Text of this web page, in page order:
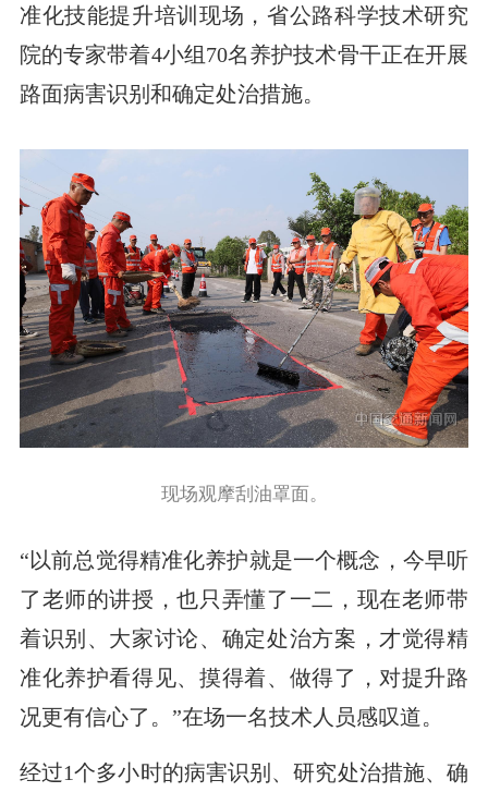
准化技能提升培训现场，省公路科学技术研究
院的专家带着4小组70名养护技术骨干正在开展
路面病害识别和确定处治措施。
现场观摩刮油罩面。
“以前总觉得精准化养护就是一个概念，今早听
了老师的讲授，也只弄懂了一二，现在老师带
着识别、大家讨论、确定处治方案，才觉得精
准化养护看得见、摸得着、做得了，对提升路
况更有信心了。”在场一名技术人员感叹道。
经过1个多小时的病害识别、研究处治措施、确